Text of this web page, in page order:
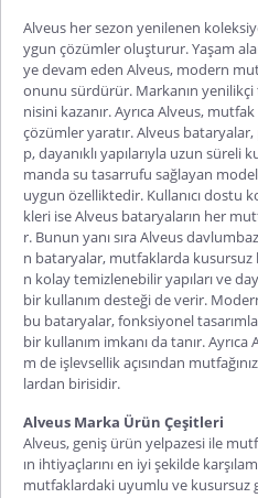
Alveus her sezon yenilenen
ygun çözümler oluşturur. Yaşam
ye devam eden Alveus, modern
onunu sürdürür. Markanın yenilikçi
nisini kazanır. Ayrıca Alveus,
çözümler yaratır.Alveus bataryalar,
p, dayanıklı yapılarıyla uzun süreli
manda su tasarrufu sağlayan
uygun özelliktedir. Kullanıcı dostu
kleri ise Alveus bataryaların her
r. Bunun yanı sıraAlveus davlumbaz
n bataryalar, mutfaklarda kusursuz
n kolay temizlenebilir yapıları ve
bir kullanım desteği de verir.
bu bataryalar, fonksiyonel
bir kullanım imkanı da tanır.
m de işlevsellik açısından
lardan birisidir.
Alveus Marka Ürün Çeşitleri
Alveus, geniş ürün yelpazesi ile
ın ihtiyaçlarını en iyi şekilde
mutfaklardaki uyumlu ve kusursuz